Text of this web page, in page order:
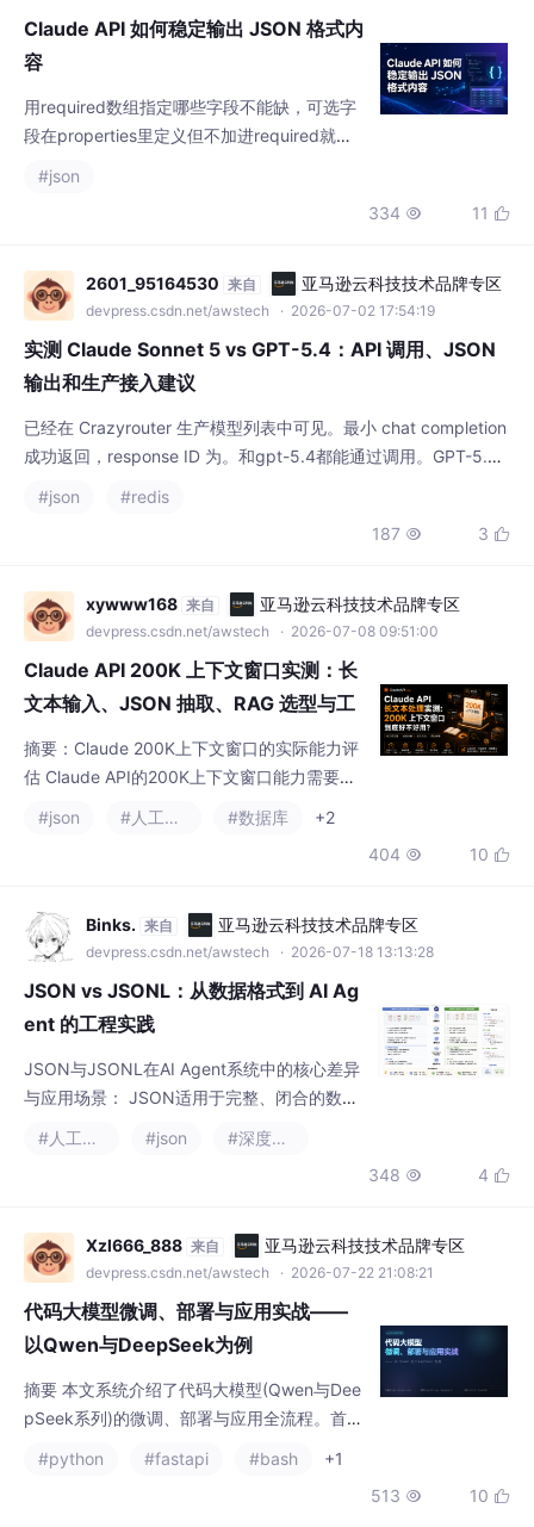
Claude API 如何稳定输出 JSON 格式内
容
用required数组指定哪些字段不能缺，可选字
段在properties里定义但不加进required就
段遗漏率能从 2%–3% 降到 0.5% 以下。这个
mpt engineering 就够了，监控一下失败率第
二步：你用的模型支持结构化输出吗（Sonnet
#json
334  11 
2601_95164530 来自 亚马逊云科技技术品牌专区
devpress.csdn.net/awstech · 2026-07-02 17:54:19
实测 Claude Sonnet 5 vs GPT-5.4：API 调用、JSON
输出和生产接入建议
已经在 Crazyrouter 生产模型列表中可见。最小 chat completion
成功返回，response ID 为。和gpt-5.4都能通过调用。GPT-5.4
序直接解析。Claude Sonnet 5 返回内容有效，但 JSON 外层带
#json
#redis
187  3 
xywww168 来自 亚马逊云科技技术品牌专区
devpress.csdn.net/awstech · 2026-07-08 09:51:00
Claude API 200K 上下文窗口实测：长
文本输入、JSON 抽取、RAG 选型与工
程避坑
摘要：Claude 200K上下文窗口的实际能力评
估 Claude API的200K上下文窗口能力需要理
性评估，它既不是万能的RAG替代方案，也不
应被低估。测试表明： 容量特性：200K toke
密度差异很大。 性能表现： 信息检索：能有
效找回分布在文档开头、中间和结尾的关键信
息，但在超长文本中仍需注意干扰
#json #人工智能 #数据库
+2
404  10 
Binks. 来自 亚马逊云科技技术品牌专区
devpress.csdn.net/awstech · 2026-07-18 13:13:28
JSON vs JSONL：从数据格式到 AI Ag
ent 的工程实践
JSON与JSONL在AI Agent系统中的核心差异
与应用场景： JSON适用于完整、闭合的数据
交换（如API请求/响应），要求一次性解析全
部内容，形成内存中的完整树结构。 JSONL
著降低内存占用，适合实时性场景（如Agent
消息流、日志、数据集）。
#人工智能 #json
#深度学习
348  4 
Xzl666_888 来自 亚马逊云科技技术品牌专区
devpress.csdn.net/awstech · 2026-07-22 21:08:21
代码大模型微调、部署与应用实战——
以Qwen与DeepSeek为例
摘要 本文系统介绍了代码大模型(Qwen与Dee
pSeek系列)的微调、部署与应用全流程。首先
B和DeepSeek-R1-Distill-Qwen-7B作为性价
#python #fastapi #bash
+1
513  10 